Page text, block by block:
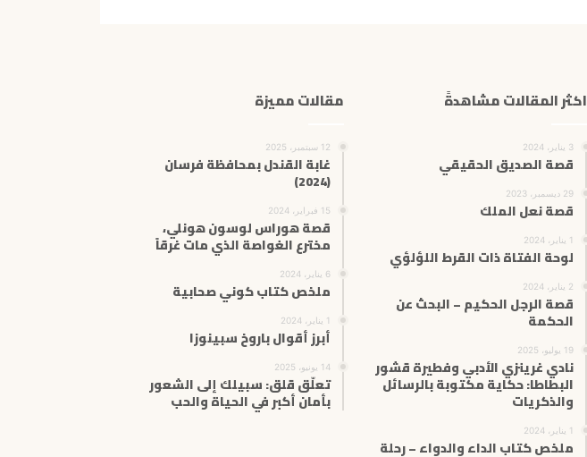
اكثر المقالات مشاهدةً
3 يناير، 2024
قصة الصديق الحقيقي
29 ديسمبر، 2023
قصة نعل الملك
1 يناير، 2024
لوحة الفتاة ذات القرط اللؤلؤي
2 يناير، 2024
قصة الرجل الحكيم – البحث عن
الحكمة
19 يوليو، 2025
نادي غرينزي الأدبي وفطيرة قشور
البطاطا: حكاية مكتوبة بالرسائل
والذكريات
1 يناير، 2024
ملخص كتاب الداء والدواء – رحلة
مقالات مميزة
12 سبتمبر، 2025
غابة القندل بمحافظة فرسان
(2024)
15 فبراير، 2024
قصة هوراس لوسون هونلي،
مخترع الغواصة الذي مات غرقاً
6 يناير، 2024
ملخص كتاب كوني صحابية
1 يناير، 2024
أبرز أقوال باروخ سبينوزا
14 يونيو، 2025
تعلّق قلق: سبيلك إلى الشعور
بأمان أكبر في الحياة والحب